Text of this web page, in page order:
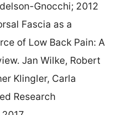
Gnocchi; 2012
Fascia as a
of Low Back Pain: A
Jan Wilke, Robert
Klingler, Carla
Research